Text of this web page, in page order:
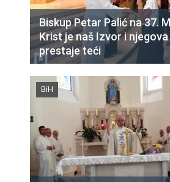
Biskup Petar Palić na 37.
Krist je naš Izvor i
prestaje teći
BiH